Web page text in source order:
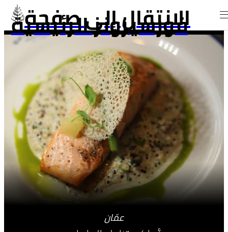
الانتقال إلى صفحة
فورسيزونز الرئيسية
عمّان